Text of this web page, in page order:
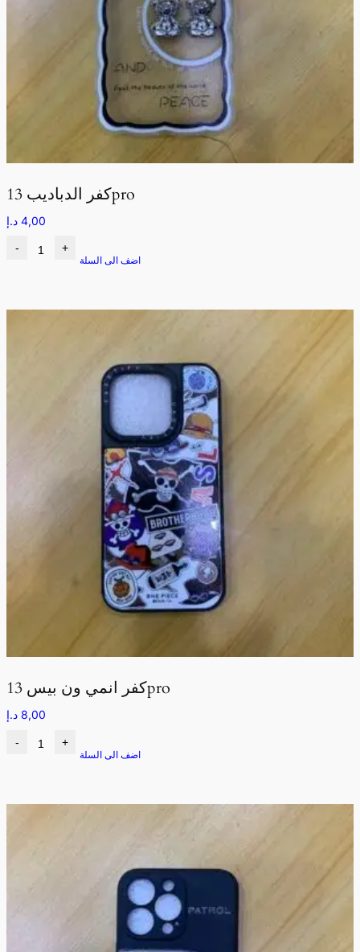
كفر الدباديب 13pro
4,00 د.إ
- +
اضف الى السلة
كفر انمي ون بيس 13pro
8,00 د.إ
- +
اضف الى السلة